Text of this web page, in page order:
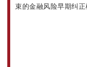
束的金融风险早期纠